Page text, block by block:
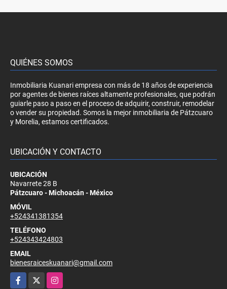
QUIÉNES SOMOS
Inmobiliaria Kuanari empresa con más de 18 años de experiencia
por agentes de bienes raíces altamente profesionales, que podrán
guiarle paso a paso en el proceso de adquirir, construir, remodelar
o vender su propiedad. Somos la mejor inmobiliaria de Pátzcuaro
y Morelia, estamos certificados.
UBICACIÓN Y CONTACTO
UBICACIÓN
Navarrete 28 B
Pátzcuaro - Michoacán - México
MÓVIL
+524341381354
TELÉFONO
+524343424803
EMAIL
bienesraiceskuanari@gmail.com
Facebook
Instagram